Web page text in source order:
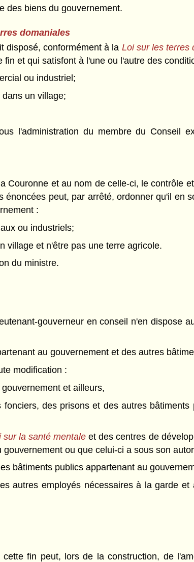
des biens du gouvernement.
domaniales
disposé, conformément à la Loi sur les terres
et qui satisfont à l'une ou l'autre des
ou industriel;
un village;
l'administration du membre du Conseil
Couronne et au nom de celle-ci, le contrôle
peut, par arrêté, ordonner qu'il en
:
ou industriels;
village et n'être pas une terre agricole.
du ministre.
gouverneur en conseil n'en dispose
au gouvernement et des autres
modification :
et ailleurs,
des prisons et des autres
sur la santé mentale et des centres de
ou que celui-ci a sous son
bâtiments publics appartenant au
autres employés nécessaires à la garde
fin peut, lors de la construction, de